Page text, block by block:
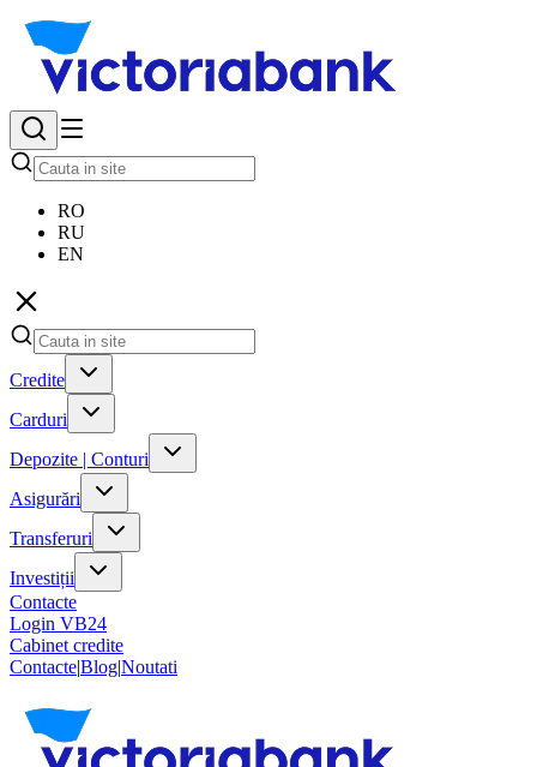
RO
RU
EN
Credite
Carduri
Depozite | Conturi
Asigurări
Transferuri
Investiții
Contacte
Login VB24
Cabinet credite
Contacte|Blog|Noutati